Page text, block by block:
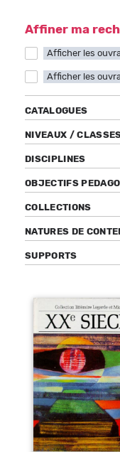
Mot
Téléchargez
Recevez des
Affiner ma
Afficher les
Apply Afficher
Afficher les
Apply Afficher
CATALOGUES
NIVEAUX /
DISCIPLINES
OBJECTIFS
COLLECTIONS
NATURES DE
SUPPORTS